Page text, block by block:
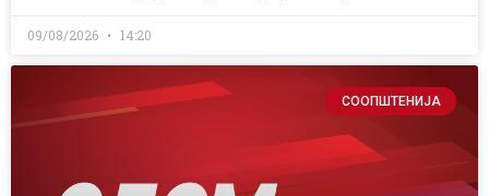
09/08/2026 14:20
СООПШТЕНИЈА